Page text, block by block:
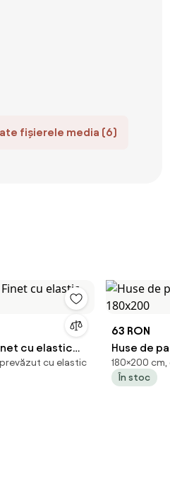
fișierele media (6)
cu elastic
cu elastic
63 RON
Huse de
180x200
180×200
În stoc